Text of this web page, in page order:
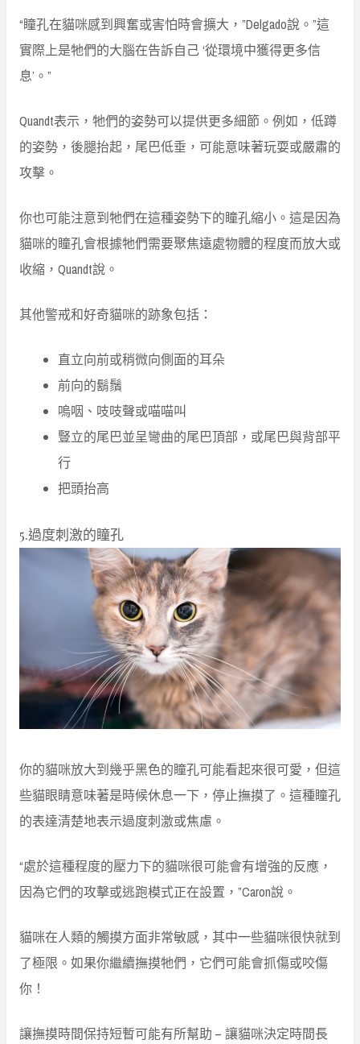
“瞳孔在貓咪感到興奮或害怕時會擴大，”Delgado說。”這
實際上是牠們的大腦在告訴自己 ‘從環境中獲得更多信
息’。”
Quandt表示，牠們的姿勢可以提供更多細節。例如，低蹲
的姿勢，後腿抬起，尾巴低垂，可能意味著玩耍或嚴肅的
攻擊。
你也可能注意到牠們在這種姿勢下的瞳孔縮小。這是因為
貓咪的瞳孔會根據牠們需要聚焦遠處物體的程度而放大或
收縮，Quandt說。
其他警戒和好奇貓咪的跡象包括：
直立向前或稍微向側面的耳朵
前向的鬍鬚
嗚咽、吱吱聲或喵喵叫
豎立的尾巴並呈彎曲的尾巴頂部，或尾巴與背部平
行
把頭抬高
5.過度刺激的瞳孔
你的貓咪放大到幾乎黑色的瞳孔可能看起來很可愛，但這
些貓眼睛意味著是時候休息一下，停止撫摸了。這種瞳孔
的表達清楚地表示過度刺激或焦慮。
“處於這種程度的壓力下的貓咪很可能會有增強的反應，
因為它們的攻擊或逃跑模式正在設置，”Caron說。
貓咪在人類的觸摸方面非常敏感，其中一些貓咪很快就到
了極限。如果你繼續撫摸牠們，它們可能會抓傷或咬傷
你！
讓撫摸時間保持短暫可能有所幫助 – 讓貓咪決定時間長